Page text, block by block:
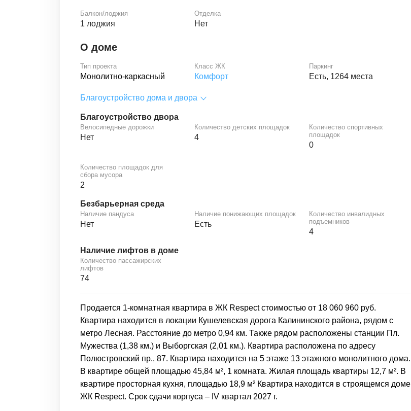
Балкон/лоджия
1 лоджия
Отделка
Нет
О доме
Тип проекта
Монолитно-каркасный
Класс ЖК
Комфорт
Паркинг
Есть, 1264 места
Благоустройство дома и двора
Благоустройство двора
Велосипедные дорожки
Нет
Количество детских площадок
4
Количество спортивных
площадок
0
Количество площадок для
сбора мусора
2
Безбарьерная среда
Наличие пандуса
Нет
Наличие понижающих площадок
Есть
Количество инвалидных
подъемников
4
Наличие лифтов в доме
Количество пассажирских
лифтов
74
Продается 1-комнатная квартира в ЖК Respect стоимостью от 18 060 960 руб.
Квартира находится в локации Кушелевская дорога Калининского района, рядом с
метро Лесная. Расстояние до метро 0,94 км. Также рядом расположены станции Пл.
Мужества (1,38 км.) и Выборгская (2,01 км.). Квартира расположена по адресу
Полюстровский пр., 87. Квартира находится на 5 этаже 13 этажного монолитного дома.
В квартире общей площадью 45,84 м², 1 комната. Жилая площадь квартиры 12,7 м². В
квартире просторная кухня, площадью 18,9 м² Квартира находится в строящемся доме
ЖК Respect. Срок сдачи корпуса – IV квартал 2027 г.